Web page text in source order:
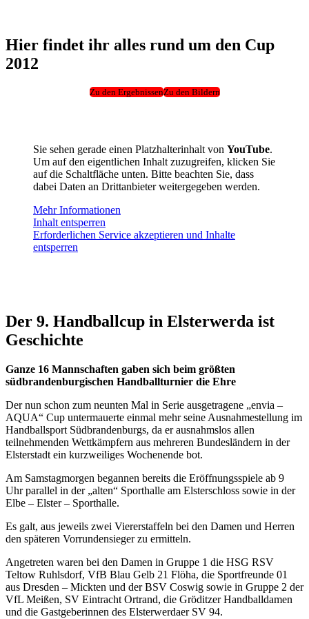
Hier findet ihr alles rund um den Cup
2012
Zu den ErgebnissenZu den Bildern
Sie sehen gerade einen Platzhalterinhalt von YouTube.
Um auf den eigentlichen Inhalt zuzugreifen, klicken Sie
auf die Schaltfläche unten. Bitte beachten Sie, dass
dabei Daten an Drittanbieter weitergegeben werden.
Mehr Informationen
Inhalt entsperren
Erforderlichen Service akzeptieren und Inhalte
entsperren
Der 9. Handballcup in Elsterwerda ist
Geschichte
Ganze 16 Mannschaften gaben sich beim größten
südbrandenburgischen Handballturnier die Ehre
Der nun schon zum neunten Mal in Serie ausgetragene „envia –
AQUA“ Cup untermauerte einmal mehr seine Ausnahmestellung im
Handballsport Südbrandenburgs, da er ausnahmslos allen
teilnehmenden Wettkämpfern aus mehreren Bundesländern in der
Elsterstadt ein kurzweiliges Wochenende bot.
Am Samstagmorgen begannen bereits die Eröffnungsspiele ab 9
Uhr parallel in der „alten“ Sporthalle am Elsterschloss sowie in der
Elbe – Elster – Sporthalle.
Es galt, aus jeweils zwei Viererstaffeln bei den Damen und Herren
den späteren Vorrundensieger zu ermitteln.
Angetreten waren bei den Damen in Gruppe 1 die HSG RSV
Teltow Ruhlsdorf, VfB Blau Gelb 21 Flöha, die Sportfreunde 01
aus Dresden – Mickten und der BSV Coswig sowie in Gruppe 2 der
VfL Meißen, SV Eintracht Ortrand, die Gröditzer Handballdamen
und die Gastgeberinnen des Elsterwerdaer SV 94.